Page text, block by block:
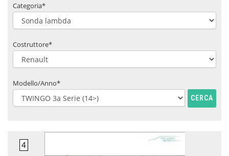
Categoria*
Costruttore*
Modello/Anno*
CERCA